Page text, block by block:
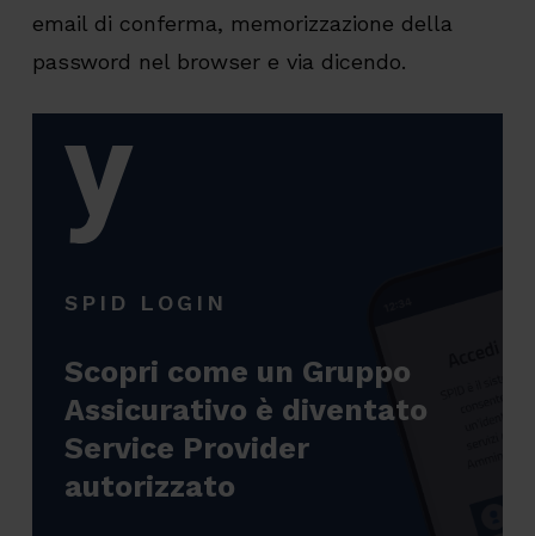
email di conferma, memorizzazione della
password nel browser e via dicendo.
SPID LOGIN
Scopri come un Gruppo
Assicurativo è diventato
Service Provider
autorizzato